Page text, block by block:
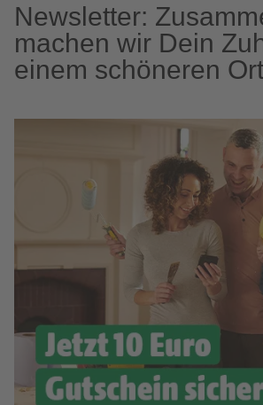
Newsletter:
machen wir Dein
einem schöneren